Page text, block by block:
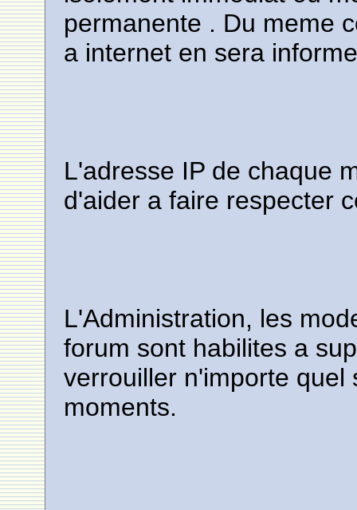
permanente . Du meme
a internet en sera
L'adresse IP de chaque
d'aider a faire respecter
L'Administration, les
forum sont habilites a
verrouiller n'importe quel
moments.